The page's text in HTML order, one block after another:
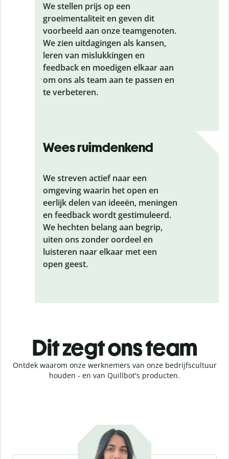
We stellen prijs op een
groeimentaliteit en geven dit
voorbeeld aan onze teamgenoten.
We zien uitdagingen als kansen,
leren van mislukkingen en
feedback en moedigen elkaar aan
om ons als team aan te passen en
te verbeteren.
Wees ruimdenkend
We streven actief naar een
omgeving waarin het open en
eerlijk delen van ideeën, meningen
en feedback wordt gestimuleerd.
We hechten belang aan begrip,
uiten ons zonder oordeel en
luisteren naar elkaar met een
open geest.
Dit zegt ons team
Ontdek waarom onze werknemers van onze bedrijfscultuur
houden - en van Quillbot's producten.